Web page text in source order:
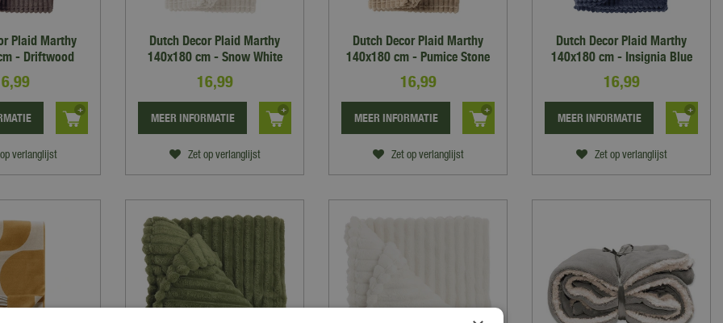
Plaid Marthy
- Driftwood
,99
verlanglijst
Dutch Decor Plaid Marthy
140x180 cm - Snow White
16,99
Zet op verlanglijst
MEER INFORMATIE
Dutch Decor Plaid Marthy
140x180 cm - Pumice Stone
16,99
Zet op verlanglijst
MEER INFORMATIE
Dutch Decor Plaid Marthy
140x180 cm - Insignia Blue
16,99
Zet op verlanglijst
MEER INFORMATIE